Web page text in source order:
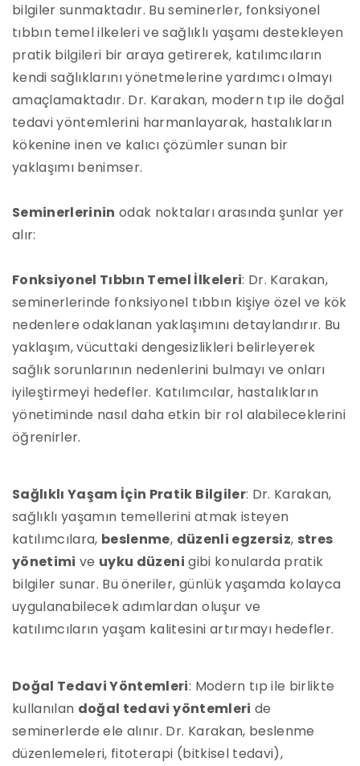
bilgiler sunmaktadır. Bu seminerler, fonksiyonel
tıbbın temel ilkeleri ve sağlıklı yaşamı destekleyen
pratik bilgileri bir araya getirerek, katılımcıların
kendi sağlıklarını yönetmelerine yardımcı olmayı
amaçlamaktadır. Dr. Karakan, modern tıp ile doğal
tedavi yöntemlerini harmanlayarak, hastalıkların
kökenine inen ve kalıcı çözümler sunan bir
yaklaşımı benimser.
Seminerlerinin odak noktaları arasında şunlar yer
alır:
Fonksiyonel Tıbbın Temel İlkeleri: Dr. Karakan,
seminerlerinde fonksiyonel tıbbın kişiye özel ve kök
nedenlere odaklanan yaklaşımını detaylandırır. Bu
yaklaşım, vücuttaki dengesizlikleri belirleyerek
sağlık sorunlarının nedenlerini bulmayı ve onları
iyileştirmeyi hedefler. Katılımcılar, hastalıkların
yönetiminde nasıl daha etkin bir rol alabileceklerini
öğrenirler.
Sağlıklı Yaşam İçin Pratik Bilgiler: Dr. Karakan,
sağlıklı yaşamın temellerini atmak isteyen
katılımcılara, beslenme, düzenli egzersiz, stres
yönetimi ve uyku düzeni gibi konularda pratik
bilgiler sunar. Bu öneriler, günlük yaşamda kolayca
uygulanabilecek adımlardan oluşur ve
katılımcıların yaşam kalitesini artırmayı hedefler.
Doğal Tedavi Yöntemleri: Modern tıp ile birlikte
kullanılan doğal tedavi yöntemleri de
seminerlerde ele alınır. Dr. Karakan, beslenme
düzenlemeleri, fitoterapi (bitkisel tedavi),